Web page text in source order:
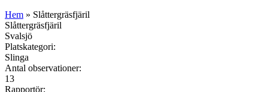
Hem » Slåttergräsfjäril
Slåttergräsfjäril
Svalsjö
Platskategori:
Slinga
Antal observationer:
13
Rapportör: